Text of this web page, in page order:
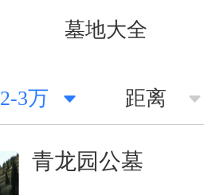
墓地大全
2-3万 距离
青龙园公墓